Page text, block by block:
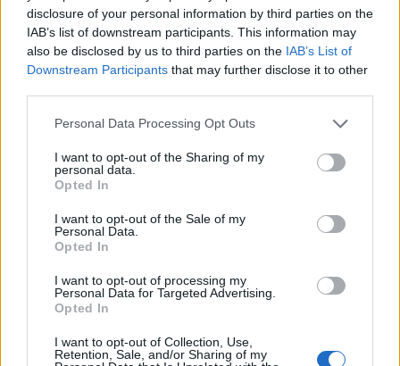
disclosure of your personal information by third parties on the
IAB’s list of downstream participants. This information may
also be disclosed by us to third parties on the IAB’s List of
Downstream Participants that may further disclose it to other
Please note that this website/app uses one or more Google
not limited to your visit or usage behaviour. You may click to
grant or deny consent to Google and its third-party tags to
use your data for below specified purposes in below Google
consent section.
Personal Data Processing Opt Outs
I want to opt-out of the Sharing of my
personal data.
Opted In
I want to opt-out of the Sale of my
Personal Data.
Opted In
I want to opt-out of processing my
Personal Data for Targeted Advertising.
Opted In
I want to opt-out of Collection, Use,
Retention, Sale, and/or Sharing of my
pescatore: attimi di terrore sul
lungomare romano
5 anni fa
UFFICIALE: il Lazio torna in zona
rossa. Approvato il nuovo
Conte Giuseppe Conte
ultime-notizie
ARTICOLI CORRELATI